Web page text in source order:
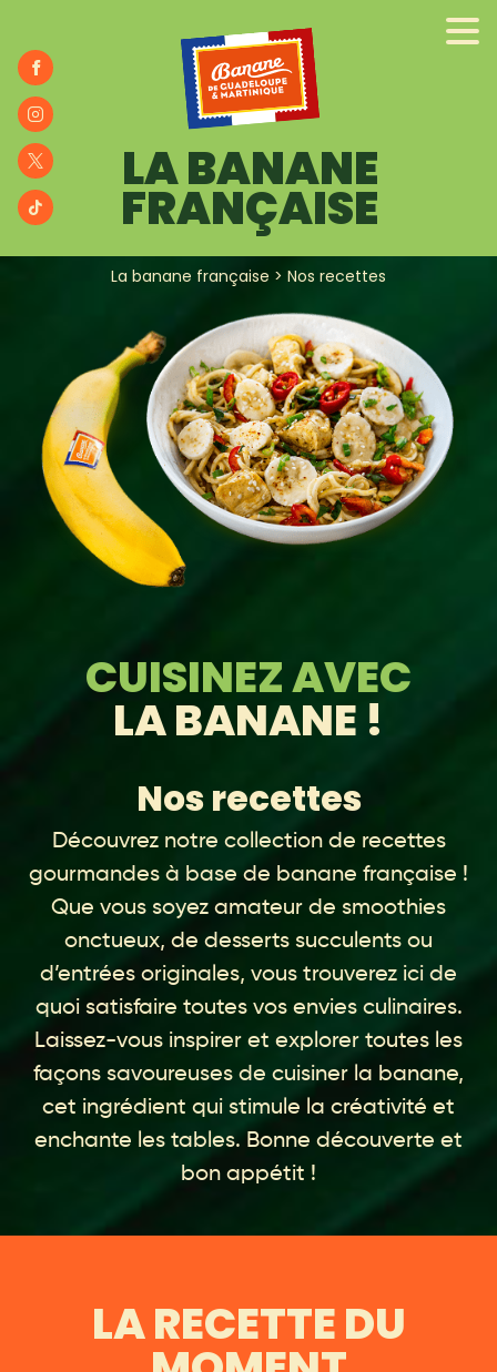
LA BANANE
FRANÇAISE
NOS RECETTES
BANABLOG
La banane française > Nos recettes
CUISINEZ AVEC
LA BANANE !
Nos recettes
Découvrez notre collection de recettes
gourmandes à base de banane française !
Que vous soyez amateur de smoothies
onctueux, de desserts succulents ou
d’entrées originales, vous trouverez ici de
quoi satisfaire toutes vos envies culinaires.
Laissez-vous inspirer et explorer toutes les
façons savoureuses de cuisiner la banane,
cet ingrédient qui stimule la créativité et
enchante les tables. Bonne découverte et
bon appétit !
LA RECETTE DU